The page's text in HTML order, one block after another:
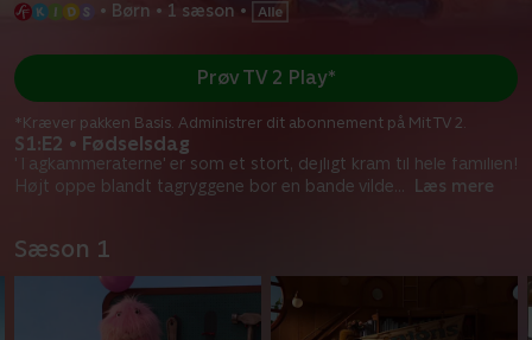
• Børn • 1 sæson •
S1:E2 • Fødselsdag
'Tagkammeraterne' er som et stort, dejligt kram til hele familien!
Højt oppe blandt tagryggene bor en bande vilde
Læs mere
Prøv TV 2 Play*
*Kræver pakken Basis. Administrer dit abonnement på Mit TV 2.
Sæson 1